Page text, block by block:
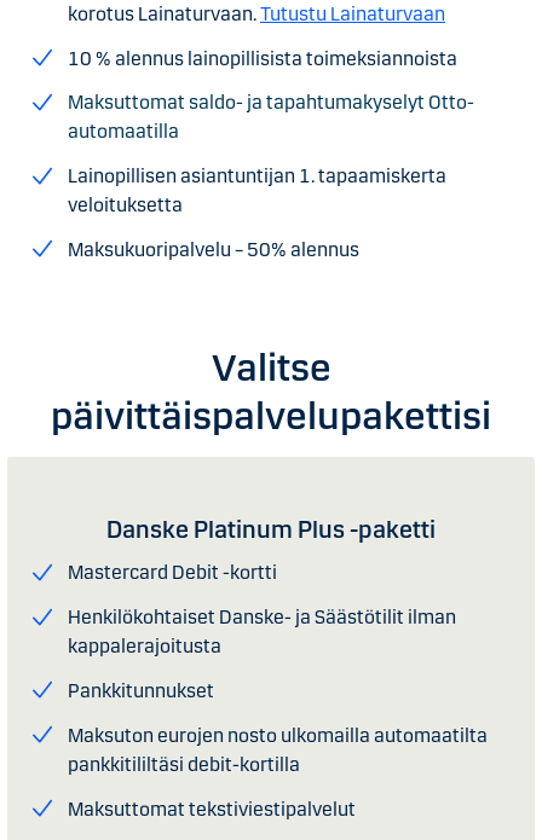
korotus Lainaturvaan.Tutustu Lainaturvaan
10 % alennus lainopillisista toimeksiannoista
Maksuttomat saldo- ja tapahtumakyselyt Otto-
automaatilla
Lainopillisen asiantuntijan 1. tapaamiskerta
veloituksetta
Maksukuoripalvelu – 50% alennus
Valitse
päivittäispalvelupakettisi
Danske Platinum Plus -paketti
Mastercard Debit -kortti
Henkilökohtaiset Danske- ja Säästötilit ilman
kappalerajoitusta
Pankkitunnukset
Maksuton eurojen nosto ulkomailla automaatilta
pankkitililtäsi debit-kortilla
Maksuttomat tekstiviestipalvelut